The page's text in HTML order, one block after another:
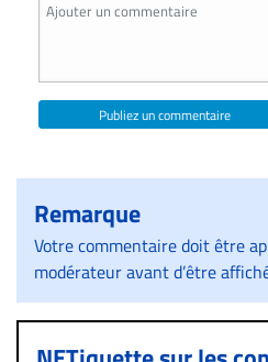
Page
Publier
un
emploi
Solutions de
recrutements
TROUVEZ-
NOUS
Publiez un commentaire
Remarque
Votre commentaire doit être
modérateur avant d’être